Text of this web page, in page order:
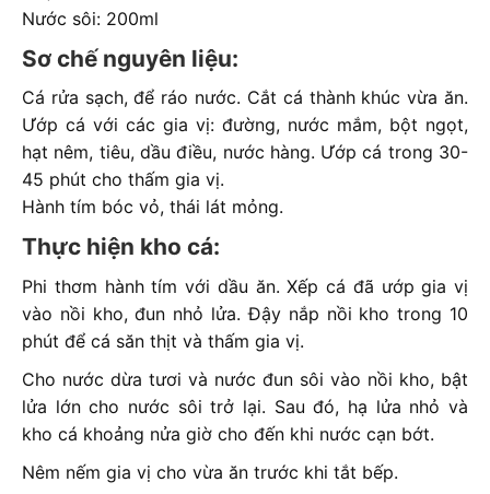
Nước sôi: 200ml
Sơ chế nguyên liệu:
Cá rửa sạch, để ráo nước. Cắt cá thành khúc vừa ăn.
Ướp cá với các gia vị: đường, nước mắm, bột ngọt,
hạt nêm, tiêu, dầu điều, nước hàng. Ướp cá trong 30-
45 phút cho thấm gia vị.
Hành tím bóc vỏ, thái lát mỏng.
Thực hiện kho cá:
Phi thơm hành tím với dầu ăn. Xếp cá đã ướp gia vị
vào nồi kho, đun nhỏ lửa. Đậy nắp nồi kho trong 10
phút để cá săn thịt và thấm gia vị.
Cho nước dừa tươi và nước đun sôi vào nồi kho, bật
lửa lớn cho nước sôi trở lại. Sau đó, hạ lửa nhỏ và
kho cá khoảng nửa giờ cho đến khi nước cạn bớt.
Nêm nếm gia vị cho vừa ăn trước khi tắt bếp.